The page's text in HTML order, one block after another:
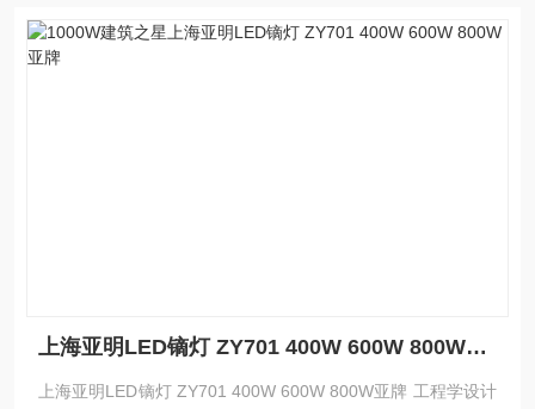
上海亚明LED镝灯 ZY701 400W 600W 800W亚牌
上海亚明LED镝灯 ZY701 400W 600W 800W亚牌 工程学设计